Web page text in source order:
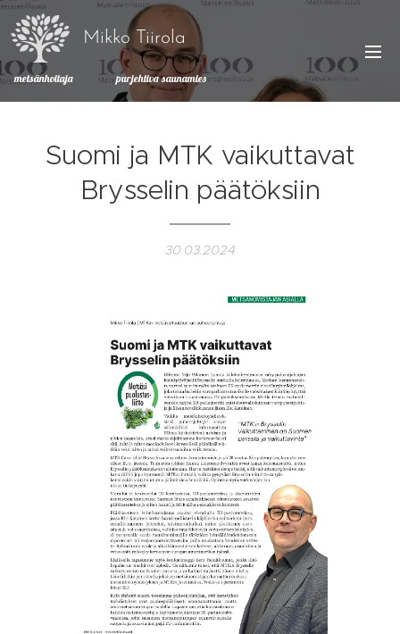
Mikko Tiirola
metsänhoitaja purjehtiva saunamies
Suomi ja MTK vaikuttavat
Brysselin päätöksiin
30.03.2024